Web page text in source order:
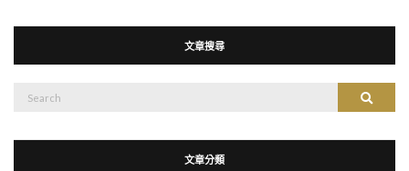
文章搜尋
搜尋
文章分類